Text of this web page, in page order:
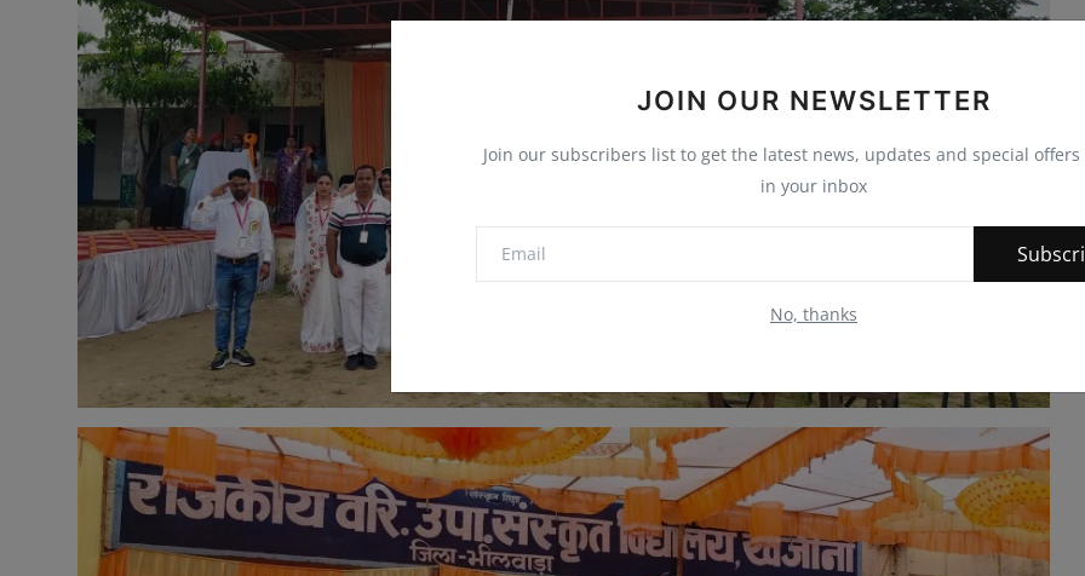
JOIN OUR NEWSLETTER
Join our subscribers list to get the latest news, updates and special
in your inbox
No, thanks